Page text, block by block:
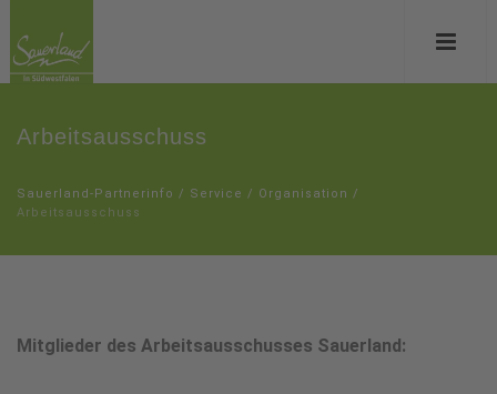
Arbeitsausschuss
Sauerland-Partnerinfo / Service / Organisation /
Arbeitsausschuss
Mitglieder des Arbeitsausschusses Sauerland: